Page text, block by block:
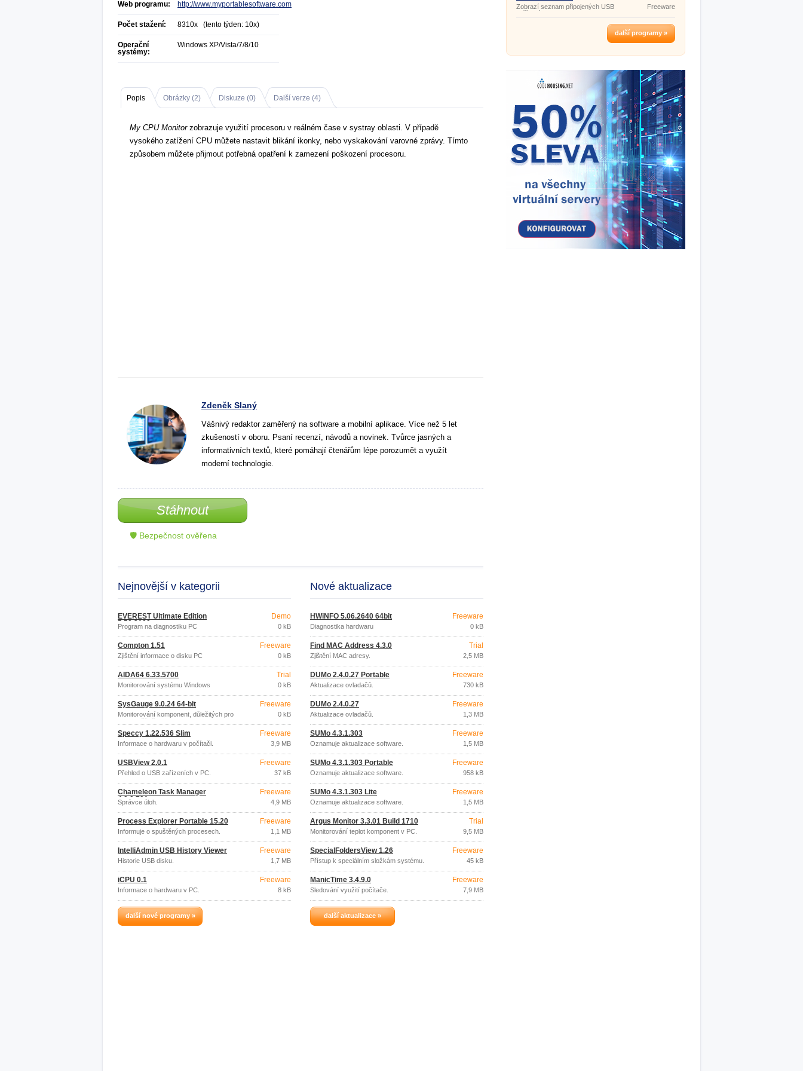
Web programu: http://www.myportablesoftware.com
Počet stažení: 8310x (tento týden: 10x)
Operační
systémy:
Windows XP/Vista/7/8/10
Popis Obrázky (2) Diskuze (0) Další verze (4)
My CPU Monitorzobrazuje využití procesoru v reálném čase v systray oblasti. V případě
vysokého zatížení CPU můžete nastavit blikání ikonky, nebo vyskakování varovné zprávy. Tímto
způsobem můžete přijmout potřebná opatření k zamezení poškození procesoru.
Zdeněk Slaný
Vášnivý redaktor zaměřený na software a mobilní aplikace. Více než 5 let
zkušeností v oboru. Psaní recenzí, návodů a novinek. Tvůrce jasných a
informativních textů, které pomáhají čtenářům lépe porozumět a využít
moderní technologie.
Stáhnout
🛡 Bezpečnost ověřena
Nejnovější v kategorii
EVEREST Ultimate Edition
5.50.2100
Program na diagnostiku PC
Demo
0 kB
Compton 1.51
Zjištění informace o disku PC
Freeware
0 kB
AIDA64 6.33.5700
Monitorování systému Windows
Trial
0 kB
SysGauge 9.0.24 64-bit
Monitorování komponent, důležitých pro
chod počítače
Freeware
0 kB
Speccy 1.22.536 Slim
Informace o hardwaru v počítači.
Freeware
3,9 MB
USBView 2.0.1
Přehled o USB zařízeních v PC.
Freeware
37 kB
Chameleon Task Manager
4.0.0.701
Správce úloh.
Freeware
4,9 MB
Process Explorer Portable 15.20
Informuje o spuštěných procesech.
Freeware
1,1 MB
IntelliAdmin USB History Viewer
Historie USB disku.
Freeware
1,7 MB
iCPU 0.1
Informace o hardwaru v PC.
Freeware
8 kB
další nové programy »
Nové aktualizace
HWiNFO 5.06.2640 64bit
Diagnostika hardwaru
Freeware
0 kB
Find MAC Address 4.3.0
Zjištění MAC adresy.
Trial
2,5 MB
DUMo 2.4.0.27 Portable
Aktualizace ovladačů.
Freeware
730 kB
DUMo 2.4.0.27
Aktualizace ovladačů.
Freeware
1,3 MB
SUMo 4.3.1.303
Oznamuje aktualizace software.
Freeware
1,5 MB
SUMo 4.3.1.303 Portable
Oznamuje aktualizace software.
Freeware
958 kB
SUMo 4.3.1.303 Lite
Oznamuje aktualizace software.
Freeware
1,5 MB
Argus Monitor 3.3.01 Build 1710
Monitorování teplot komponent v PC.
Trial
9,5 MB
SpecialFoldersView 1.26
Přístup k speciálním složkám systému.
Freeware
45 kB
ManicTime 3.4.9.0
Sledování využití počítače.
Freeware
7,9 MB
další aktualizace »
Zobrazí seznam připojených USB
zařízení.
Freeware
další programy »